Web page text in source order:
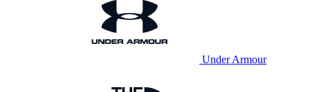
Under Armour